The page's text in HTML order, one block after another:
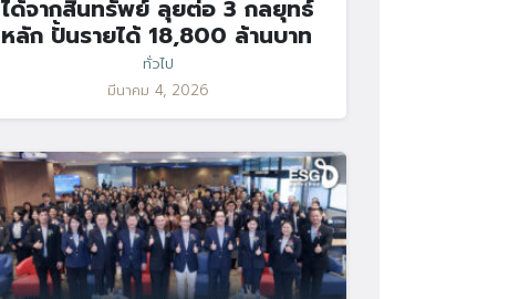
ได้จากสินทรัพย์ ลุยต่อ 3 กลยุทธ์
หลัก ปั้นรายได้ 18,800 ล้านบาท
ทั่วไป
มีนาคม 4, 2026